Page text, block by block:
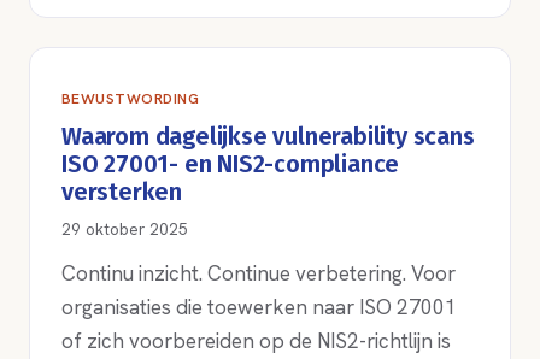
BEWUSTWORDING
Waarom dagelijkse vulnerability scans
ISO 27001- en NIS2-compliance
versterken
29 oktober 2025
Continu inzicht. Continue verbetering. Voor
organisaties die toewerken naar ISO 27001
of zich voorbereiden op de NIS2-richtlijn is